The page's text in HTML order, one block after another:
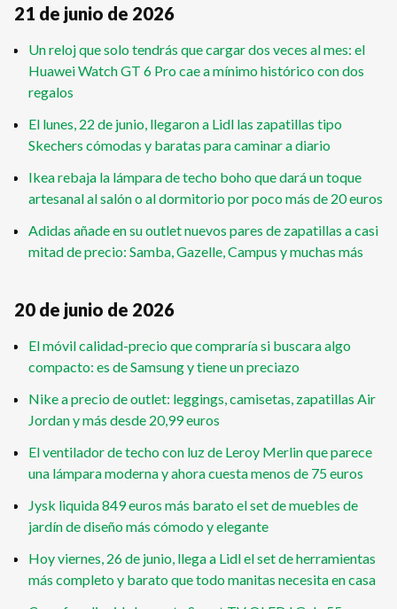
21 de junio de 2026
Un reloj que solo tendrás que cargar dos veces al mes: el
Huawei Watch GT 6 Pro cae a mínimo histórico con dos
regalos
El lunes, 22 de junio, llegaron a Lidl las zapatillas tipo
Skechers cómodas y baratas para caminar a diario
Ikea rebaja la lámpara de techo boho que dará un toque
artesanal al salón o al dormitorio por poco más de 20 euros
Adidas añade en su outlet nuevos pares de zapatillas a casi
mitad de precio: Samba, Gazelle, Campus y muchas más
20 de junio de 2026
El móvil calidad-precio que compraría si buscara algo
compacto: es de Samsung y tiene un preciazo
Nike a precio de outlet: leggings, camisetas, zapatillas Air
Jordan y más desde 20,99 euros
El ventilador de techo con luz de Leroy Merlin que parece
una lámpara moderna y ahora cuesta menos de 75 euros
Jysk liquida 849 euros más barato el set de muebles de
jardín de diseño más cómodo y elegante
Hoy viernes, 26 de junio, llega a Lidl el set de herramientas
más completo y barato que todo manitas necesita en casa